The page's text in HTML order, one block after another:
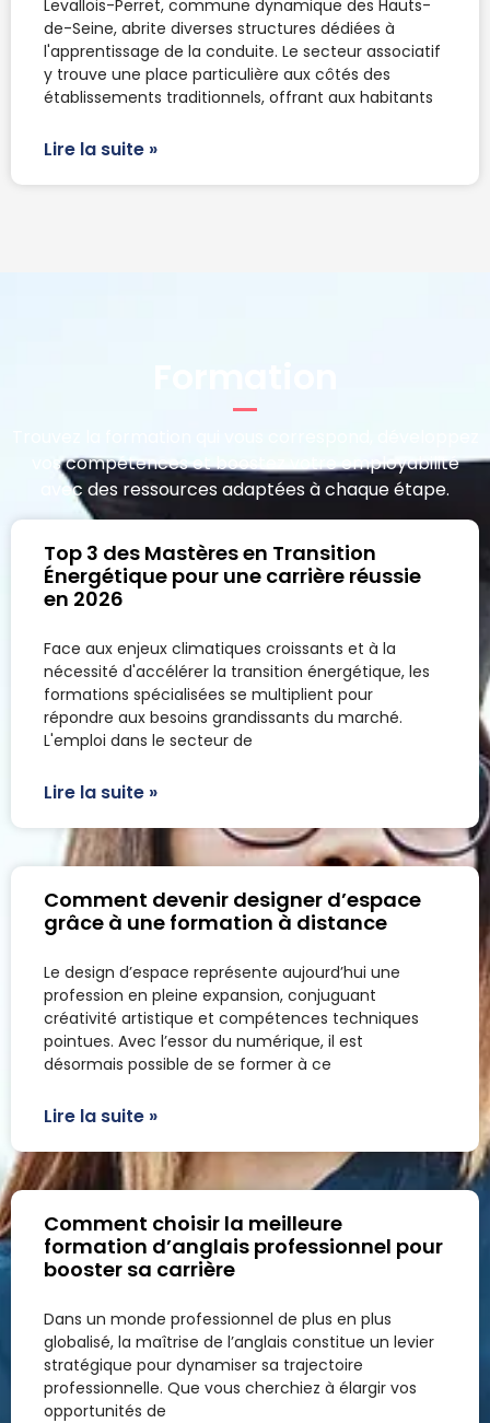
Levallois-Perret, commune dynamique des Hauts-
de-Seine, abrite diverses structures dédiées à
l'apprentissage de la conduite. Le secteur associatif
y trouve une place particulière aux côtés des
établissements traditionnels, offrant aux habitants
Lire la suite »
vos compétences et boostez votre employabilité
avec des ressources adaptées à chaque étape.
Top 3 des Mastères en Transition
Énergétique pour une carrière réussie
en 2026
Face aux enjeux climatiques croissants et à la
nécessité d'accélérer la transition énergétique, les
formations spécialisées se multiplient pour
répondre aux besoins grandissants du marché.
L'emploi dans le secteur de
Lire la suite »
Comment devenir designer d’espace
grâce à une formation à distance
Le design d’espace représente aujourd’hui une
profession en pleine expansion, conjuguant
créativité artistique et compétences techniques
pointues. Avec l’essor du numérique, il est
désormais possible de se former à ce
Lire la suite »
Comment choisir la meilleure
formation d’anglais professionnel pour
booster sa carrière
Dans un monde professionnel de plus en plus
globalisé, la maîtrise de l’anglais constitue un levier
stratégique pour dynamiser sa trajectoire
professionnelle. Que vous cherchiez à élargir vos
opportunités de